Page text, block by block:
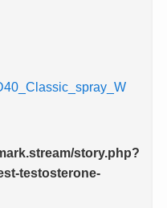
story.php?
testosterone-